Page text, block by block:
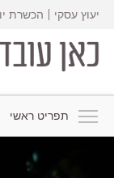
יעוץ עסקי הכשרת
תפריט ראשי